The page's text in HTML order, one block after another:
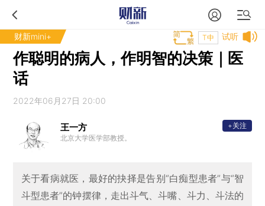
财新mini+ 试听
T中
作聪明的病人，作明智的决策｜医
话
2022年06月27日 20:00
王一方
北京大学医学部教授。
+关注
关于看病就医，最好的抉择是告别“白痴型患者”与“智
斗型患者”的钟摆律，走出斗气、斗嘴、斗力、斗法的